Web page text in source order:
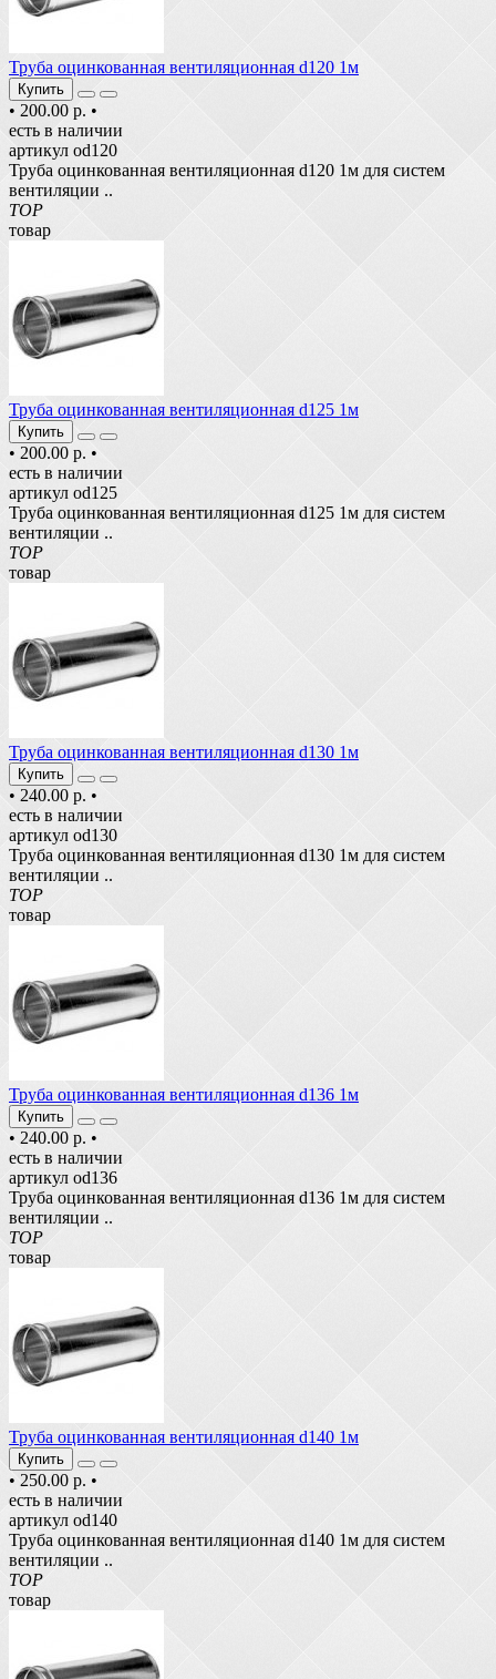
Труба оцинкованная вентиляционная d120 1м
Купить
• 200.00 р. •
есть в наличии
артикул od120
Труба оцинкованная вентиляционная d120 1м для систем
вентиляции ..
TOP
товар
Труба оцинкованная вентиляционная d125 1м
Купить
• 200.00 р. •
есть в наличии
артикул od125
Труба оцинкованная вентиляционная d125 1м для систем
вентиляции ..
TOP
товар
Труба оцинкованная вентиляционная d130 1м
Купить
• 240.00 р. •
есть в наличии
артикул od130
Труба оцинкованная вентиляционная d130 1м для систем
вентиляции ..
TOP
товар
Труба оцинкованная вентиляционная d136 1м
Купить
• 240.00 р. •
есть в наличии
артикул od136
Труба оцинкованная вентиляционная d136 1м для систем
вентиляции ..
TOP
товар
Труба оцинкованная вентиляционная d140 1м
Купить
• 250.00 р. •
есть в наличии
артикул od140
Труба оцинкованная вентиляционная d140 1м для систем
вентиляции ..
TOP
товар